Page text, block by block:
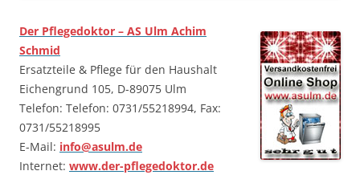
Der Pflegedoktor – AS Ulm Achim
Schmid
Ersatzteile & Pflege für den Haushalt
Eichengrund 105, D-89075 Ulm
Telefon: Telefon: 0731/55218994, Fax:
0731/55218995
E-Mail: info@asulm.de
Internet: www.der-pflegedoktor.de